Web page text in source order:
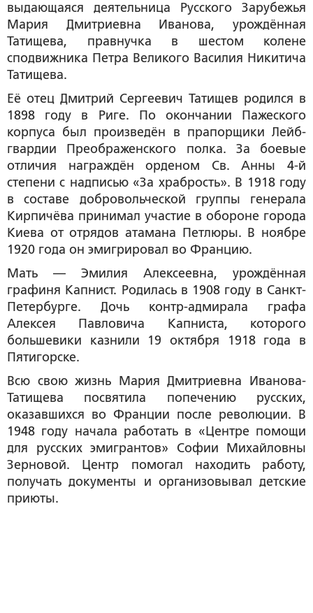
выдающаяся деятельница Русского Зарубежья
Мария Дмитриевна Иванова, урождённая
Татищева, правнучка в шестом колене
сподвижника Петра Великого Василия Никитича
Татищева.
Её отец Дмитрий Сергеевич Татищев родился в
1898 году в Риге. По окончании Пажеского
корпуса был произведён в прапорщики Лейб-
гвардии Преображенского полка. За боевые
отличия награждён орденом Св. Анны 4-й
степени с надписью «За храбрость». В 1918 году
в составе добровольческой группы генерала
Кирпичёва принимал участие в обороне города
Киева от отрядов атамана Петлюры. В ноябре
1920 года он эмигрировал во Францию.
Мать — Эмилия Алексеевна, урождённая
графиня Капнист. Родилась в 1908 году в Санкт-
Петербурге. Дочь контр-адмирала графа
Алексея Павловича Капниста, которого
большевики казнили 19 октября 1918 года в
Пятигорске.
Всю свою жизнь Мария Дмитриевна Иванова-
Татищева посвятила попечению русских,
оказавшихся во Франции после революции. В
1948 году начала работать в «Центре помощи
для русских эмигрантов» Софии Михайловны
Зерновой. Центр помогал находить работу,
получать документы и организовывал детские
приюты.